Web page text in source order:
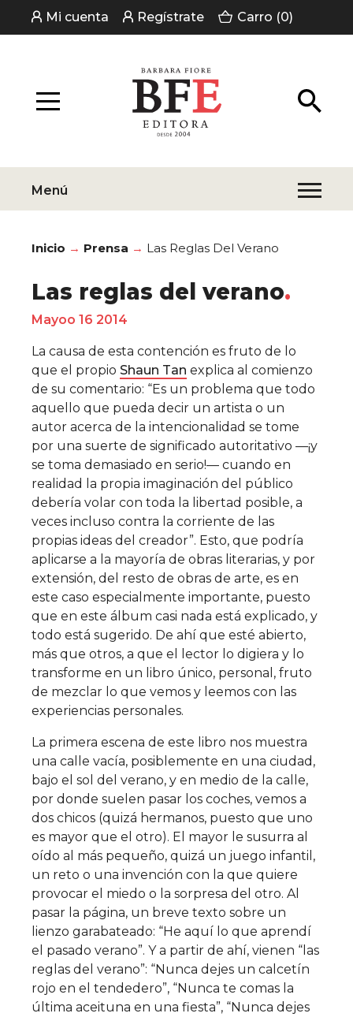
Mi cuenta Regístrate Carro (0)
Menú
Inicio Prensa Las Reglas Del Verano
Las reglas del verano
Mayoo 16 2014
La causa de esta contención es fruto de lo
que el propio Shaun Tan explica al comienzo
de su comentario: “Es un problema que todo
aquello que pueda decir un artista o un
autor acerca de la intencionalidad se tome
por una suerte de significado autoritativo —¡y
se toma demasiado en serio!— cuando en
realidad la propia imaginación del público
debería volar con toda la libertad posible, a
veces incluso contra la corriente de las
propias ideas del creador”. Esto, que podría
aplicarse a la mayoría de obras literarias, y por
extensión, del resto de obras de arte, es en
este caso especialmente importante, puesto
que en este álbum casi nada está explicado, y
todo está sugerido. De ahí que esté abierto,
más que otros, a que el lector lo digiera y lo
transforme en un libro único, personal, fruto
de mezclar lo que vemos y leemos con las
experiencias personales.
La primera escena de este libro nos muestra
una calle vacía, posiblemente en una ciudad,
bajo el sol del verano, y en medio de la calle,
por donde suelen pasar los coches, vemos a
dos chicos (quizá hermanos, puesto que uno
es mayor que el otro). El mayor le susurra al
oído al más pequeño, quizá un juego infantil,
un reto o una invención con la que quiere
provocar el miedo o la sorpresa del otro. Al
pasar la página, un breve texto sobre un
lienzo garabateado: “He aquí lo que aprendí
el pasado verano”. Y a partir de ahí, vienen “las
reglas del verano”: “Nunca dejes un calcetín
rojo en el tendedero”, “Nunca te comas la
última aceituna en una fiesta”, “Nunca dejes